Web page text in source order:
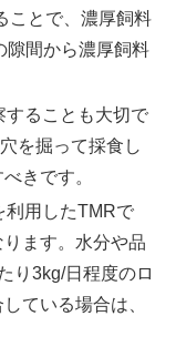
ことで、濃厚飼料
隙間から濃厚飼料
することも大切で
を掘って採食し
きです。
利用したTMRで
ます。水分や品
り3kg/日程度のロ
ている場合は、